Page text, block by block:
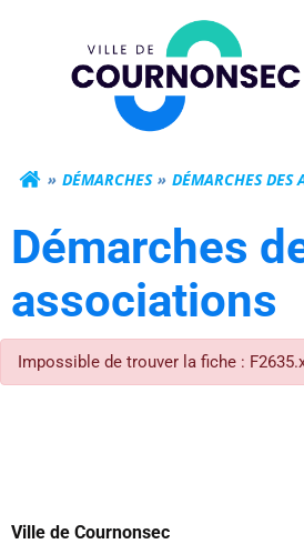
Mairie
DÉMARCHES DÉMARCHES DES
Démarches
associations
Impossible de trouver la fiche :
Ville de Cournonsec